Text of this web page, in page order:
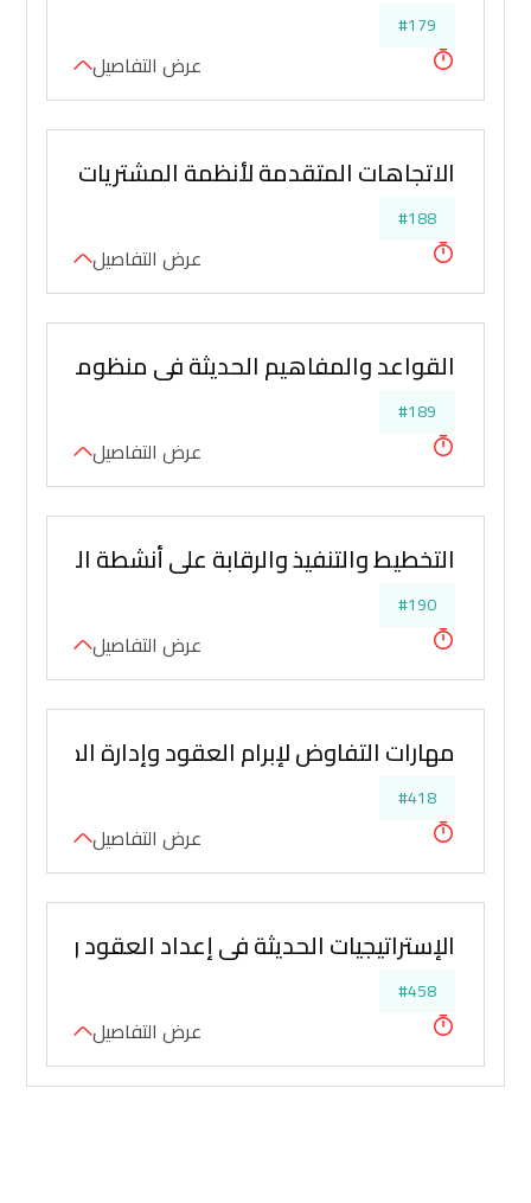
#179
عرض التفاصيل
الاتجاهات المتقدمة لأنظمة المشتريات
#188
عرض التفاصيل
القواعد والمفاهيم الحديثة في منظومة
#189
عرض التفاصيل
التخطيط والتنفيذ والرقابة على أنشطة المخازن
#190
عرض التفاصيل
مهارات التفاوض لإبرام العقود وإدارة
#418
عرض التفاصيل
الإستراتيجيات الحديثة في إعداد العقود
#458
عرض التفاصيل